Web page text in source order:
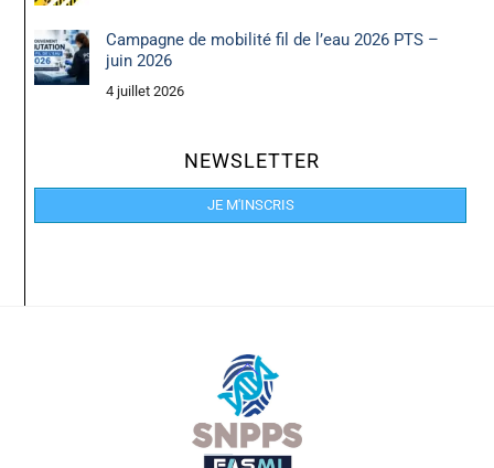
Campagne de mobilité fil de l’eau 2026 PTS –
juin 2026
4 juillet 2026
NEWSLETTER
JE M'INSCRIS
Back
To
Top